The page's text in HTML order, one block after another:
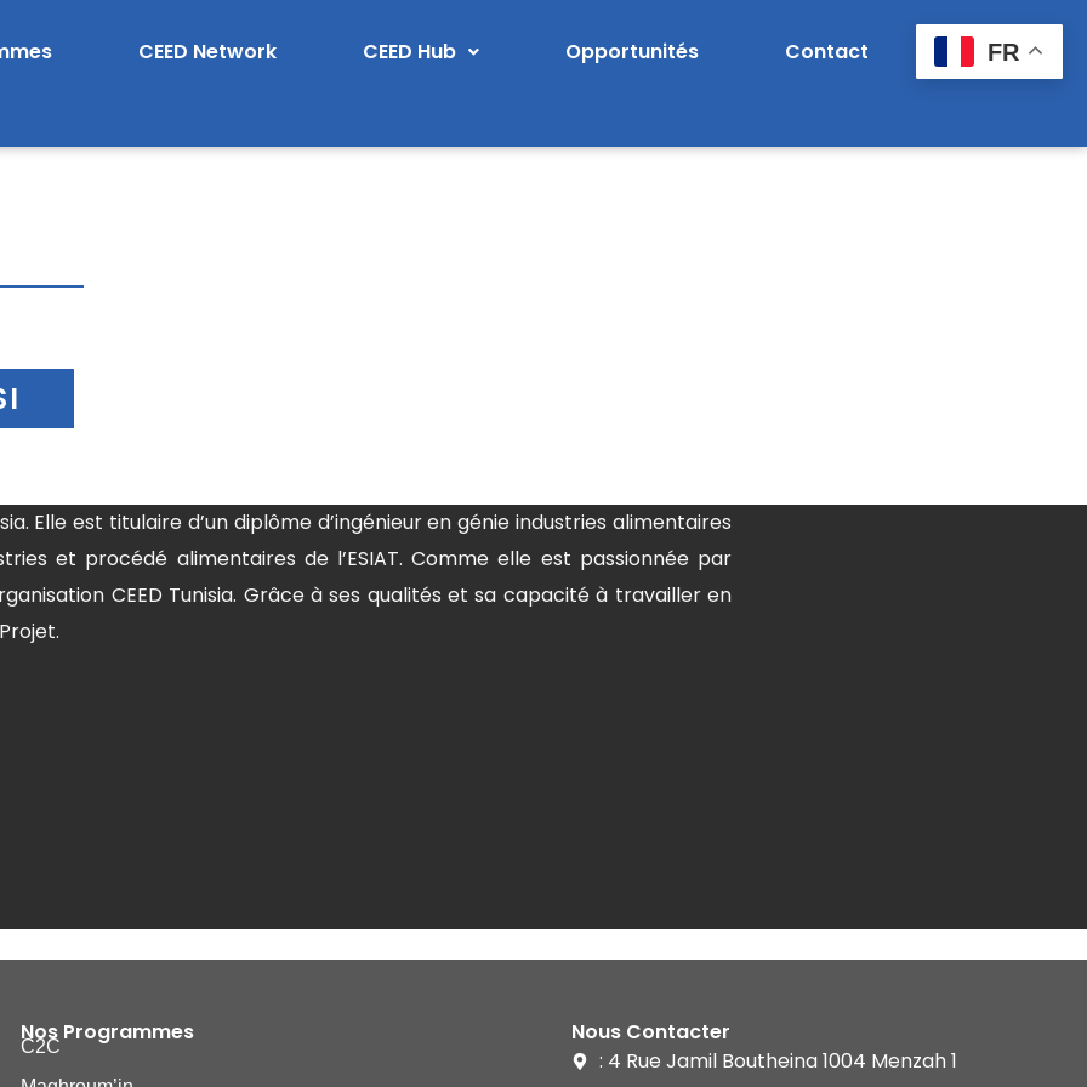
CEED Network CEED Hub Opportunités Contact
Elle est titulaire d’un diplôme d’ingénieur en génie industries alimentaires
et procédé alimentaires de l’ESIAT. Comme elle est passionnée par
CEED Tunisia. Grâce à ses qualités et sa capacité à travailler en
Nos Programmes
C2C
Nous Contacter
: 4 Rue Jamil Boutheina 1004 Menzah 1
FR